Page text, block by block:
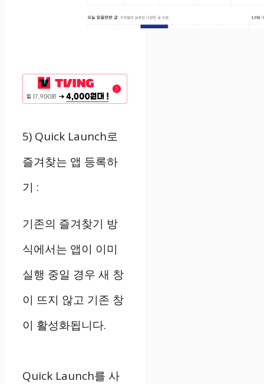
5) Quick Launch로
즐겨찾는 앱 등록하
기 :
기존의 즐겨찾기 방
식에서는 앱이 이미
실행 중일 경우 새 창
이 뜨지 않고 기존 창
이 활성화됩니다.
Quick Launch를 사